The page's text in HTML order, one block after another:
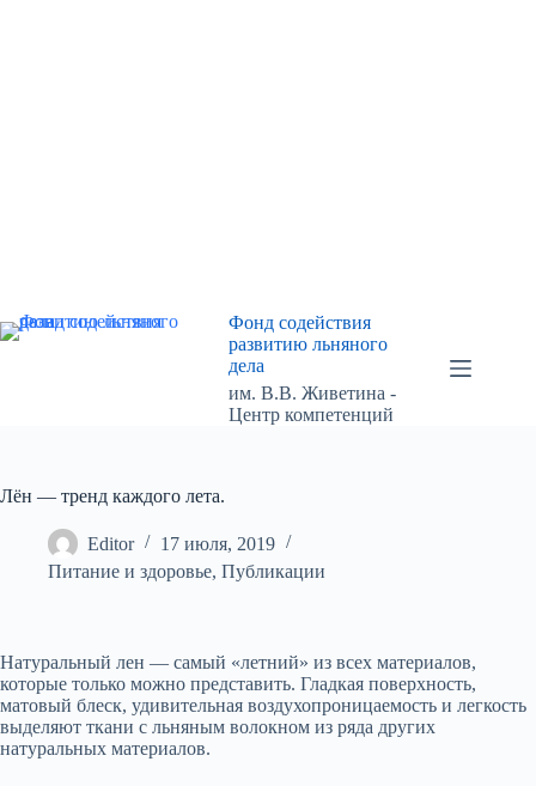
Фонд содействия
развитию льняного
дела
им. В.В. Живетина -
Центр компетенций
Лён — тренд каждого лета.
Editor
17 июля, 2019
Питание и здоровье, Публикации
Натуральный лен — самый «летний» из всех материалов,
которые только можно представить. Гладкая поверхность,
матовый блеск, удивительная воздухопроницаемость и легкость
выделяют ткани с льняным волокном из ряда других
натуральных материалов.